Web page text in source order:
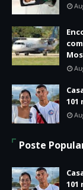
101
Poste
101